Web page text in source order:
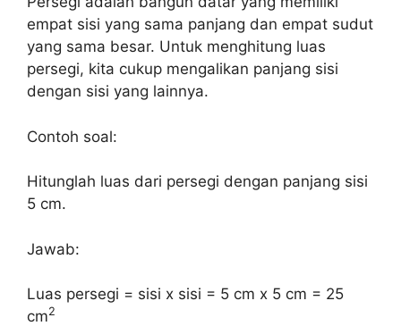
empat sisi yang sama panjang dan empat sudut
yang sama besar. Untuk menghitung luas
persegi, kita cukup mengalikan panjang sisi
dengan sisi yang lainnya.
Contoh soal:
Hitunglah luas dari persegi dengan panjang sisi
5 cm.
Jawab:
Luas persegi = sisi x sisi = 5 cm x 5 cm = 25
cm2